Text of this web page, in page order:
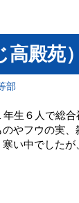
殿苑）
部
生６人で総
やフウの実
い中でした